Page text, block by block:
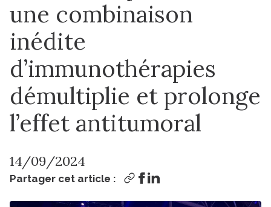
une combinaison
inédite
d’immunothérapies
démultiplie et prolonge
l’effet antitumoral
14/09/2024
Partager cet article :